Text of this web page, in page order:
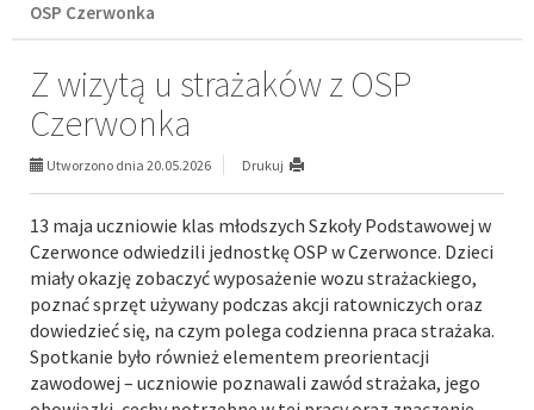
OSP Czerwonka
Z wizytą u strażaków z OSP
Czerwonka
Utworzono dnia 20.05.2026 Drukuj
13 maja uczniowie klas młodszych Szkoły Podstawowej w
Czerwonce odwiedzili jednostkę OSP w Czerwonce. Dzieci
miały okazję zobaczyć wyposażenie wozu strażackiego,
poznać sprzęt używany podczas akcji ratowniczych oraz
dowiedzieć się, na czym polega codzienna praca strażaka.
Spotkanie było również elementem preorientacji
zawodowej – uczniowie poznawali zawód strażaka, jego